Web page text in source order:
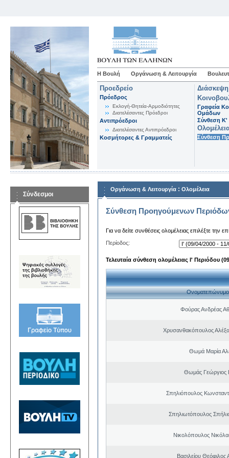
Η Βουλή Οργάνωση & Λειτουργία
Προεδρείο
Πρόεδρος
Εκλογή-Θητεία-Αρμοδιότητες
Διατελέσαντες Πρόεδροι
Αντιπρόεδροι
Διατελέσαντες Αντιπρόεδροι
Κοσμήτορες & Γραμματείς
Γραφεία
Ομάδων
Σύνθεση K'
Σύνθεση
Σύνδεσμοι
Οργάνωση & Λειτουργία : Ολομέλεια
Σύνθεση Προηγούμενων
Για να δείτε συνθέσεις ολομέλειας επιλέξτε την
Περίοδος:
Τελευταία σύνθεση ολομέλειας Ι' Περιόδου
Ονοματεπώνυμο
Φούρας Ανδρέας
Χρυσανθακόπουλος
Θωμά Μαρία
Θωμάς Γεώργιος
Σπηλιόπουλος
Σπηλιωτόπουλος
Νικολόπουλος
Βασιλείου Θεόφιλος